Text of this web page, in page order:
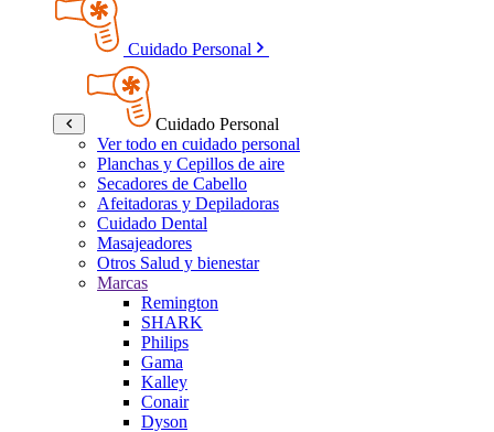
Cuidado Personal
Cuidado Personal
Ver todo en cuidado personal
Planchas y Cepillos de aire
Secadores de Cabello
Afeitadoras y Depiladoras
Cuidado Dental
Masajeadores
Otros Salud y bienestar
Marcas
Remington
SHARK
Philips
Gama
Kalley
Conair
Dyson